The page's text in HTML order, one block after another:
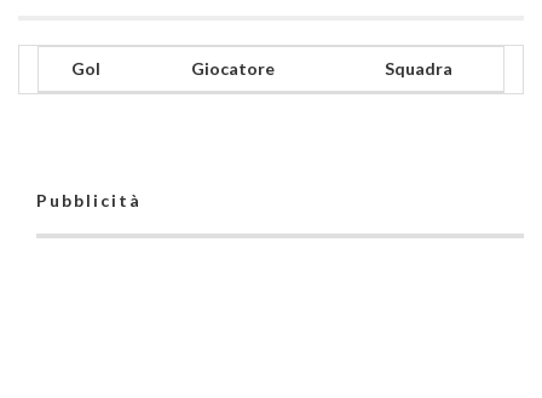
Gol Giocatore Squadra
Pubblicità